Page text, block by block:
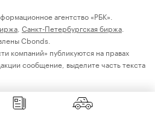
агентство «РБК».
Санкт-Петербургская биржа
Cbonds.
компаний» публикуются на правах
сообщение, выделите часть текста